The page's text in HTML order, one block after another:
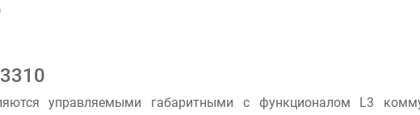
управляемыми габаритными с функционалом L3